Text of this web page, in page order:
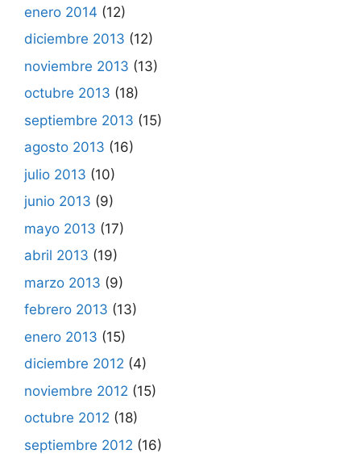
enero 2014 (12)
diciembre 2013 (12)
noviembre 2013 (13)
octubre 2013 (18)
septiembre 2013 (15)
agosto 2013 (16)
julio 2013 (10)
junio 2013 (9)
mayo 2013 (17)
abril 2013 (19)
marzo 2013 (9)
febrero 2013 (13)
enero 2013 (15)
diciembre 2012 (4)
noviembre 2012 (15)
octubre 2012 (18)
septiembre 2012 (16)